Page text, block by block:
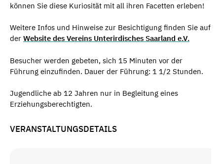
können Sie diese Kuriosität mit all ihren Facetten erleben!
Weitere Infos und Hinweise zur Besichtigung finden Sie auf
der Website des Vereins Unterirdisches Saarland e.V.
Besucher werden gebeten, sich 15 Minuten vor der
Führung einzufinden. Dauer der Führung: 1 1/2 Stunden.
Jugendliche ab 12 Jahren nur in Begleitung eines
Erziehungsberechtigten.
VERANSTALTUNGSDETAILS